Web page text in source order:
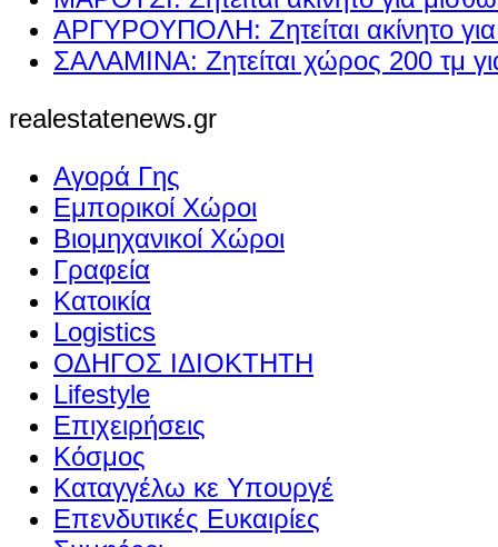
ΑΡΓΥΡΟΥΠΟΛΗ: Ζητείται ακίνητο
ΣΑΛΑΜΙΝΑ: Ζητείται χώρος 200 τμ
realestatenews.gr
Αγορά Γης
Εμπορικοί Χώροι
Βιομηχανικοί Χώροι
Γραφεία
Κατοικία
Logistics
ΟΔΗΓΟΣ ΙΔΙΟΚΤΗΤΗ
Lifestyle
Επιχειρήσεις
Κόσμος
Καταγγέλω κε Υπουργέ
Επενδυτικές Ευκαιρίες